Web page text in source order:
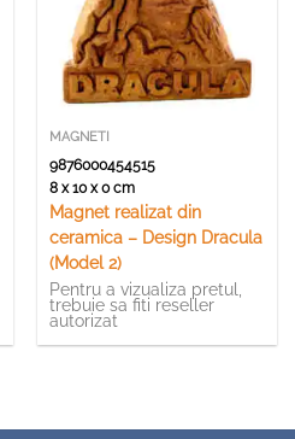
MAGNETI
9876000454515
8 x 10 x 0 cm
Magnet realizat din
ceramica – Design Dracula
(Model 2)
Pentru a vizualiza pretul,
trebuie sa fiti reseller
autorizat